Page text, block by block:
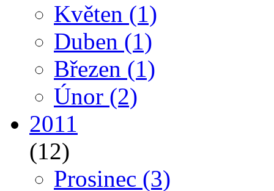
Květen (1)
Duben (1)
Březen (1)
Únor (2)
2011
(12)
Prosinec (3)